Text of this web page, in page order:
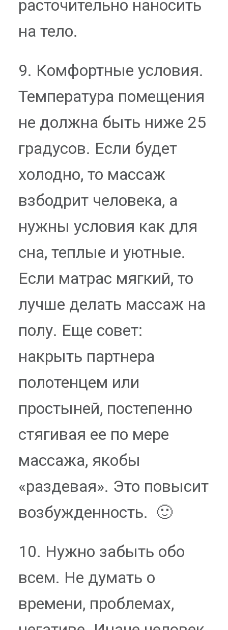
расточительно наносить
на тело.
9. Комфортные условия.
Температура помещения
не должна быть ниже 25
градусов. Если будет
холодно, то массаж
взбодрит человека, а
нужны условия как для
сна, теплые и уютные.
Если матрас мягкий, то
лучше делать массаж на
полу. Еще совет:
накрыть партнера
полотенцем или
простыней, постепенно
стягивая ее по мере
массажа, якобы
«раздевая». Это повысит
возбужденность. 🙂
10. Нужно забыть обо
всем. Не думать о
времени, проблемах,